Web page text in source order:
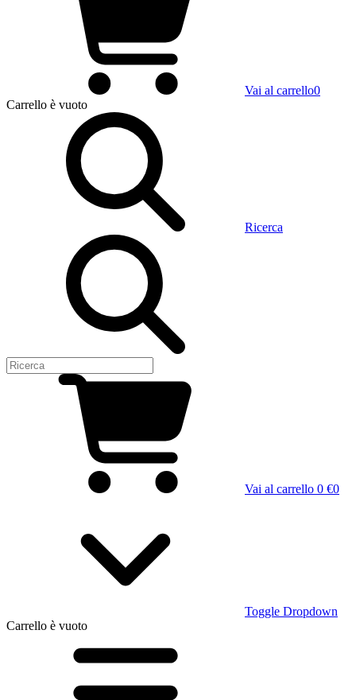
Vai al carrello0
Carrello è vuoto
Ricerca
Vai al carrello 0 €0
Toggle Dropdown
Carrello è vuoto